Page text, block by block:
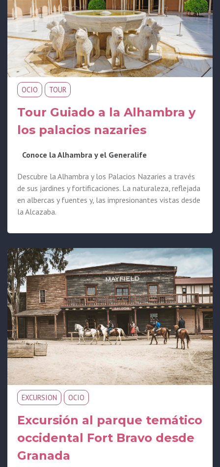
OCIO TOUR
Tour Guiado a la Alhambra y
los palacios nazaries
Conoce la Alhambra y el Generalife
Descubre la Alhambra y los Palacios Nazaries a través
de sus jardines y fortificaciones. La naturaleza, reflejada
en albercas y fuentes y, las impresionantes vistas desde
la Alcazaba.
EXCURSION OCIO
Excursión al parque temático
occidental Fort Bravo desde
Granada